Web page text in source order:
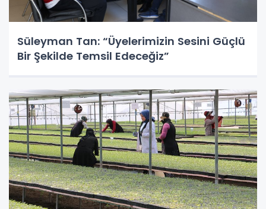
Süleyman Tan: “Üyelerimizin Sesini Güçlü
Bir Şekilde Temsil Edeceğiz”